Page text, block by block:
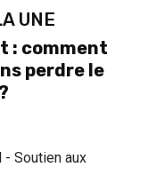
UNE
: comment
perdre le
- Soutien aux